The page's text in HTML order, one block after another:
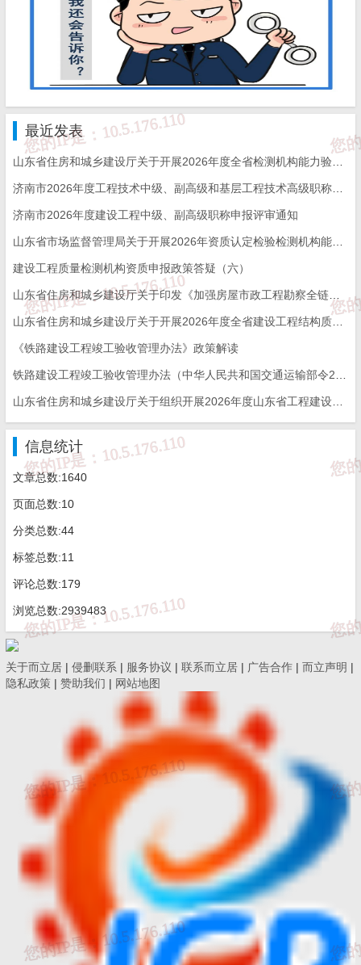
21、防雷引下线及接闪器安装
6层以下的建筑物应作为1个检验批
高层建筑中依均压环设置间隔的层数应作为1个检验批
接闪器安装同一屋面，应作为1个检验批
22、建筑物等电位联接
建筑物的总等电位联接应作为1个检验批
每个局部等电位联接应作为1个检验批
电子系统设备机房应作为1个检验批
来源：机电杂谈
一、本站发布的内容（包括原创及转载自互联网的文字，图
片等资料）版权归作者所有，本站仅供大家学习与参考，请
勿使用于商业用途。如需作商业用途，请与原作者联系。如
未经作者同意，用作商业用途或匿名转载，产生的一切后果
将由您自己承担!作者有权利追究侵权者法律责任；
二、著作权人发现本站有侵害其合法权益的内容或作品，请
及时联系我们给出内容所在的网址，并提供相关证明资料，
在收到相关投诉后，我们会第一时间给予处理；
三、本站发布的软件仅提供给大家学习测试，请诸位用户使
用正版软件，不得商用；
四、本站的文字及图片资料允许您复制、转载和传播，转载
时请您务必先跟我们联系并注明来源；
五、免责声明方:而立居（2li.xyz）、济南工程（微信公众
号jngc2018）;
六、联系方式：☎
七、补充：
最近发表
济南市2026年度建设工程中级、副高级职称申报评审通知
建设工程质量检测机构资质申报政策答疑（六）
《铁路建设工程竣工验收管理办法》政策解读
信息统计
文章总数:1640
页面总数:10
分类总数:44
标签总数:11
评论总数:179
浏览总数:2939483
关于而立居 | 侵删联系 | 服务协议 | 联系而立居 | 广告合作 | 而立声明 |
隐私政策 | 赞助我们 | 网站地图